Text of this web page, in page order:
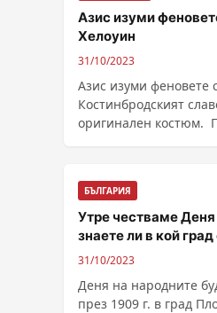
Азис изуми
Хелоуин
31/10/2023
Азис изуми феновете
Костинбродският
оригинален костюм. Певецът публикува снимки в
БЪЛГАРИЯ
Утре честваме
знаете ли в кой
31/10/2023
Деня на народните
през 1909 г. в град